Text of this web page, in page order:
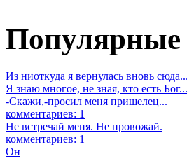
Популярные
Из ниоткуда я вернулась вновь сюда...
Я знаю многое, не зная, кто есть Бог...
-Скажи,-просил меня пришелец...
комментариев: 1
Не встречай меня. Не провожай.
комментариев: 1
Он